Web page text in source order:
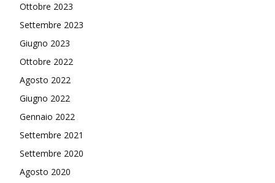
Ottobre 2023
Settembre 2023
Giugno 2023
Ottobre 2022
Agosto 2022
Giugno 2022
Gennaio 2022
Settembre 2021
Settembre 2020
Agosto 2020